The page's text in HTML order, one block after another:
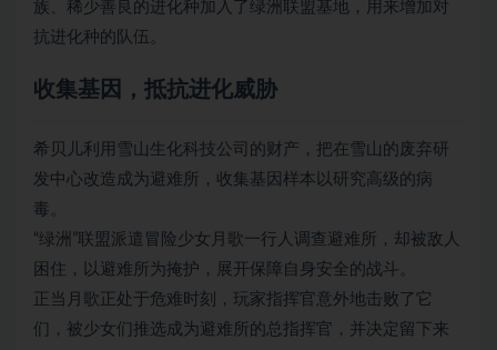
族、稀少善良的进化种加入了绿洲联盟基地，用来增加对
抗进化种的队伍。
收集基因，抵抗进化威胁
希贝儿利用雪山生化科技公司的财产，把在雪山的废弃研
发中心改造成为避难所，收集基因样本以研究高级的病
毒。
“绿洲”联盟派遣冒险少女月歌一行人调查避难所，却被敌人
困住，以避难所为掩护，展开保障自身安全的战斗。
正当月歌正处于危难时刻，玩家指挥官意外地击败了它
们，被少女们推选成为避难所的总指挥官，并决定留下来